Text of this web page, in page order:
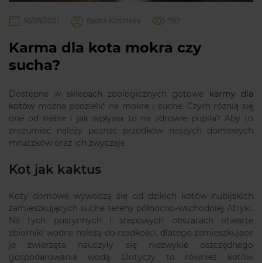
16/03/2021 Beata Kosińska 792
Karma dla kota mokra czy
sucha?
Dostępne w sklepach zoologicznych gotowe karmy dla
kotów można podzielić na mokre i suche. Czym różnią się
one od siebie i jak wpływa to na zdrowie pupila? Aby to
zrozumieć należy poznać przodków naszych domowych
mruczków oraz ich zwyczaje.
Kot jak kaktus
Koty domowe wywodzą się od dzikich kotów nubijskich
zamieszkujących suche tereny północno-wschodniej Afryki.
Na tych pustynnych i stepowych obszarach otwarte
zbiorniki wodne należą do rzadkości, dlatego zamieszkujące
je zwierzęta nauczyły się niezwykle oszczędnego
gospodarowania wodą. Dotyczy to również kotów